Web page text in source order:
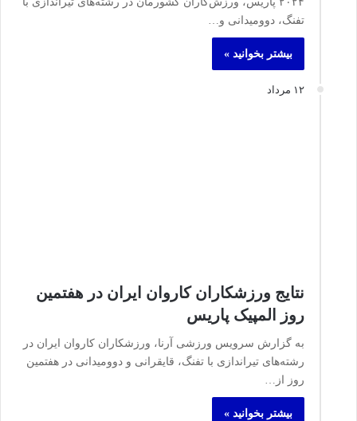
تفنگ، دوومیدانی و…
بیشتر بخوانید »
۱۲ مرداد
نتایج ورزشکاران کاروان ایران در هفتمین
روز المپیک پاریس
به گزارش سرویس ورزشی آرنا، ورزشکاران کاروان ایران در
رشته‌های تیراندازی با تفنگ، قایقرانی و دوومیدانی در هفتمین
روز از…
بیشتر بخوانید »